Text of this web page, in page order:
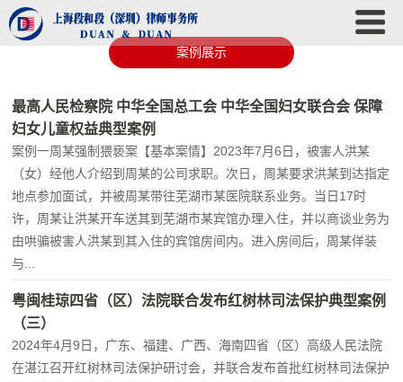
案例展示
最高人民检察院 中华全国总工会 中华全国妇女联合会 保障
妇女儿童权益典型案例
案例一周某强制猥亵案【基本案情】2023年7月6日，被害人洪某
（女）经他人介绍到周某的公司求职。次日，周某要求洪某到达指定
地点参加面试，并被周某带往芜湖市某医院联系业务。当日17时
许，周某让洪某开车送其到芜湖市某宾馆办理入住，并以商谈业务为
由哄骗被害人洪某到其入住的宾馆房间内。进入房间后，周某佯装
与...
粤闽桂琼四省（区）法院联合发布红树林司法保护典型案例
（三）
2024年4月9日，广东、福建、广西、海南四省（区）高级人民法院
在湛江召开红树林司法保护研讨会，并联合发布首批红树林司法保护